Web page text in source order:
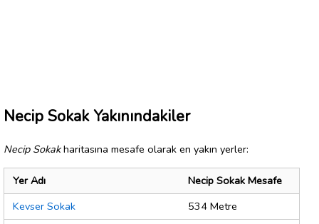
Necip Sokak Yakınındakiler
Necip Sokakharitasına mesafe olarak en yakın yerler:
Yer Adı
Necip Sokak Mesafe
Kevser Sokak
534 Metre